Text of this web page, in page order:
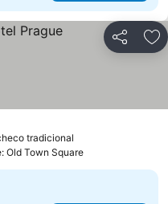
Compartir
tradicional
Old Town Square